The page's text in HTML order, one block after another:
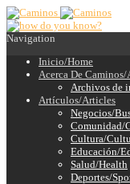
Navigation
Inicio/Home
Acerca De
Archivos de
Artículos/Articles
Negocios/
Comunidad/
Cultura/
Educación/
Salud/Health
Deportes/